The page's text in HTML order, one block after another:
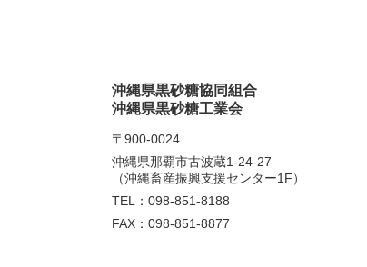
沖縄県黒砂糖協同組合
沖縄県黒砂糖工業会
〒900-0024
沖縄県那覇市古波蔵1-24-27
（沖縄畜産振興支援センター1F）
TEL：098-851-8188
FAX：098-851-8877